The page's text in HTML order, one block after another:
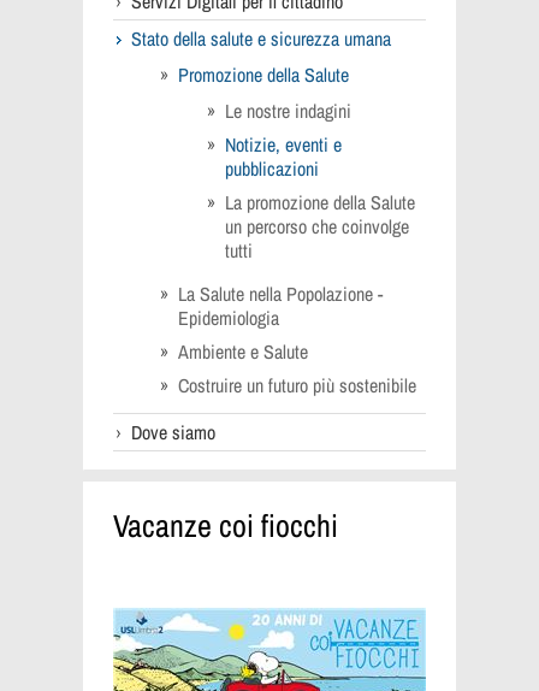
Stato della salute e sicurezza umana
Promozione della Salute
Le nostre indagini
Notizie, eventi e
pubblicazioni
La promozione della Salute
un percorso che coinvolge
tutti
La Salute nella Popolazione -
Epidemiologia
Ambiente e Salute
Costruire un futuro più sostenibile
Dove siamo
Vacanze coi fiocchi